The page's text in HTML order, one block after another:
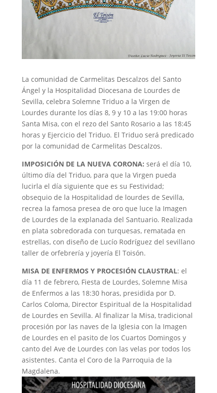
La comunidad de Carmelitas Descalzos del Santo
Ángel y la Hospitalidad Diocesana de Lourdes de
Sevilla, celebra Solemne Triduo a la Virgen de
Lourdes durante los días 8, 9 y 10 a las 19:00 horas
Santa Misa, con el rezo del Santo Rosario a las 18:45
horas y Ejercicio del Triduo. El Triduo será predicado
por la comunidad de Carmelitas Descalzos.
IMPOSICIÓN DE LA NUEVA CORONA: será el día 10,
último día del Triduo, para que la Virgen pueda
lucirla el día siguiente que es su Festividad;
obsequio de la Hospitalidad de lourdes de Sevilla,
recrea la famosa presea de oro que luce la Imagen
de Lourdes de la explanada del Santuario. Realizada
en plata sobredorada con turquesas, rematada en
estrellas, con diseño de Lucío Rodríguez del sevillano
taller de orfebrería y joyería El Toisón.
MISA DE ENFERMOS Y PROCESIÓN CLAUSTRAL: el
día 11 de febrero, Fiesta de Lourdes, Solemne Misa
de Enfermos a las 18:30 horas, presidida por D.
Carlos Coloma, Director Espiritual de la Hospitalidad
de Lourdes en Sevilla. Al finalizar la Misa, tradicional
procesión por las naves de la Iglesia con la Imagen
de Lourdes en el pasito de los Cuartos Domingos y
canto del Ave de Lourdes con las velas por todos los
asistentes. Canta el Coro de la Parroquia de la
Magdalena.